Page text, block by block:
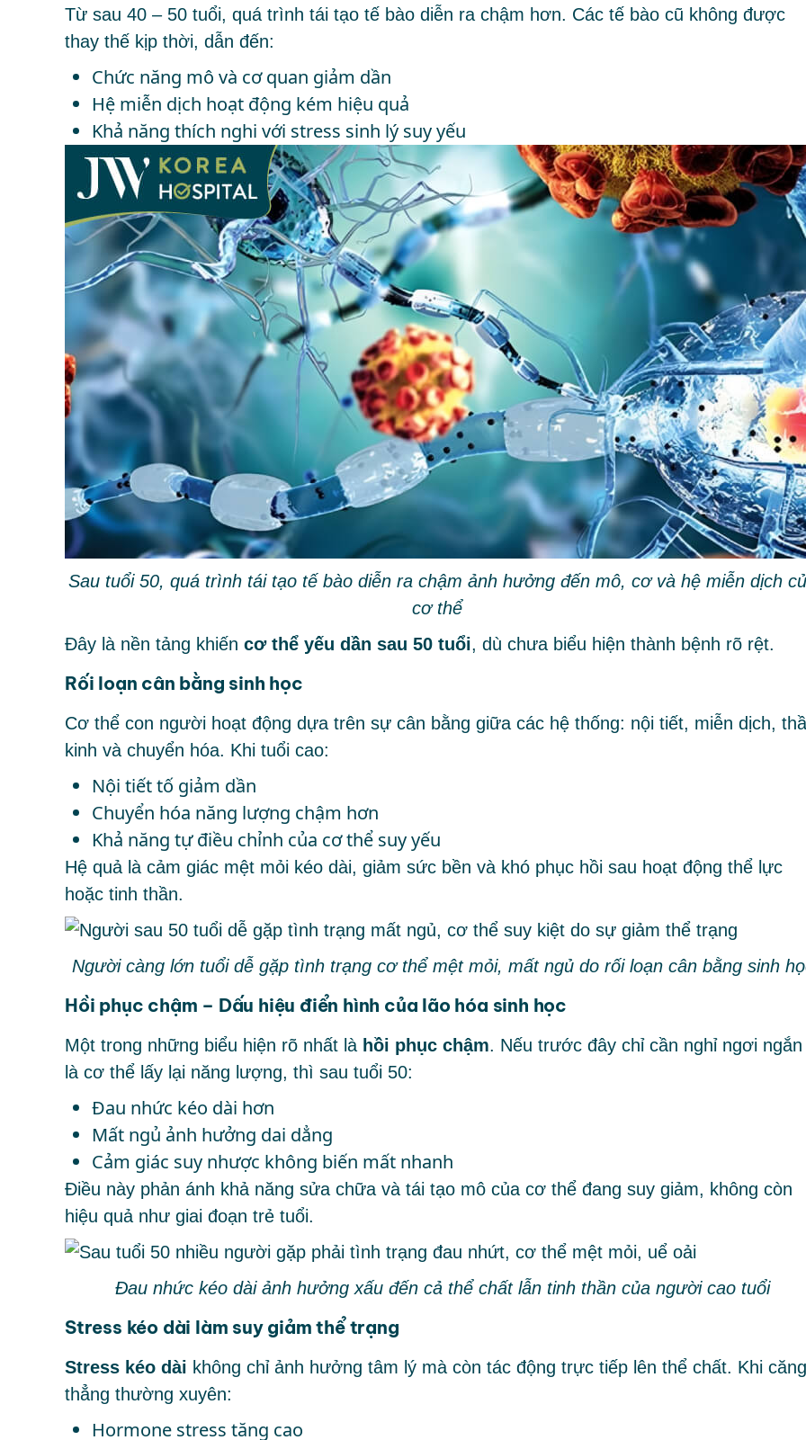
Từ sau 40 – 50 tuổi, quá trình tái tạo tế bào diễn ra chậm hơn. Các tế bào cũ không được
thay thế kịp thời, dẫn đến:
Chức năng mô và cơ quan giảm dần
Hệ miễn dịch hoạt động kém hiệu quả
Khả năng thích nghi với stress sinh lý suy yếu
Sau tuổi 50, quá trình tái tạo tế bào diễn ra chậm ảnh hưởng đến mô, cơ và hệ miễn dịch
cơ thể
Đây là nền tảng khiến cơ thể yếu dần sau 50 tuổi, dù chưa biểu hiện thành bệnh rõ rệt.
Rối loạn cân bằng sinh học
Cơ thể con người hoạt động dựa trên sự cân bằng giữa các hệ thống: nội tiết, miễn dịch,
kinh và chuyển hóa. Khi tuổi cao:
Nội tiết tố giảm dần
Chuyển hóa năng lượng chậm hơn
Khả năng tự điều chỉnh của cơ thể suy yếu
Hệ quả là cảm giác mệt mỏi kéo dài, giảm sức bền và khó phục hồi sau hoạt động thể lực
hoặc tinh thần.
Người càng lớn tuổi dễ gặp tình trạng cơ thể mệt mỏi, mất ngủ do rối loạn cân bằng sinh
Hồi phục chậm – Dấu hiệu điển hình của lão hóa sinh học
Một trong những biểu hiện rõ nhất là hồi phục chậm. Nếu trước đây chỉ cần nghỉ ngơi ngắn
là cơ thể lấy lại năng lượng, thì sau tuổi 50:
Đau nhức kéo dài hơn
Mất ngủ ảnh hưởng dai dẳng
Cảm giác suy nhược không biến mất nhanh
Điều này phản ánh khả năng sửa chữa và tái tạo mô của cơ thể đang suy giảm, không còn
hiệu quả như giai đoạn trẻ tuổi.
Đau nhức kéo dài ảnh hưởng xấu đến cả thể chất lẫn tinh thần của người cao tuổi
Stress kéo dài làm suy giảm thể trạng
Stress kéo dài không chỉ ảnh hưởng tâm lý mà còn tác động trực tiếp lên thể chất. Khi căng
thẳng thường xuyên:
Hormone stress tăng cao